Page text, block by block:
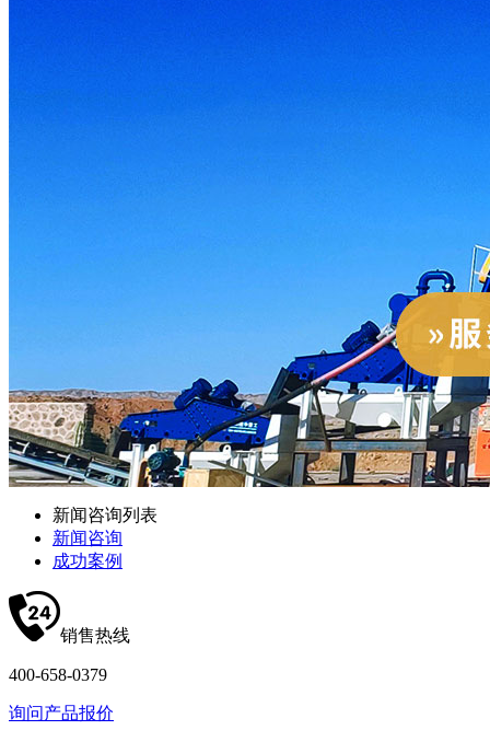
新闻咨询列表
新闻咨询
成功案例
销售热线
400-658-0379
询问产品报价